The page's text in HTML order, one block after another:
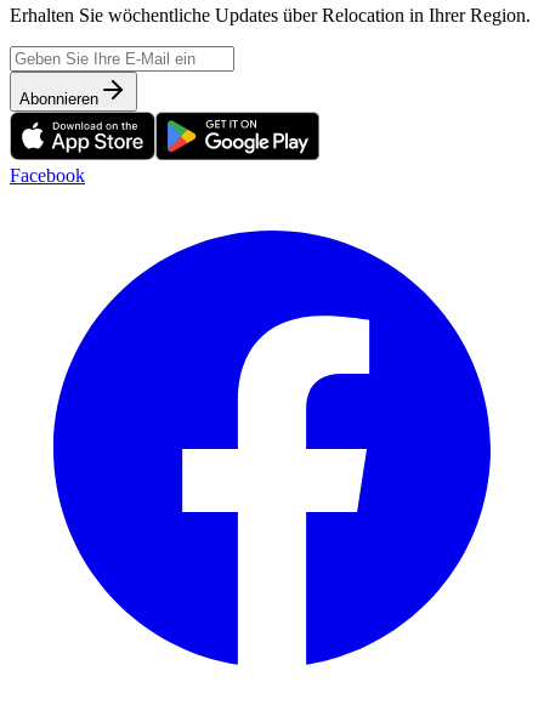
Erhalten Sie wöchentliche Updates über Relocation in Ihrer Region.
Abonnieren
Facebook